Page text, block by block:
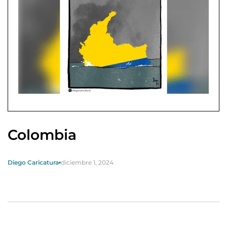
Colombia
Diego Caricatura diciembre 1, 2024